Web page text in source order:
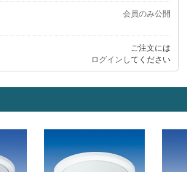
会員のみ公開
ご注文には
ログイン してください